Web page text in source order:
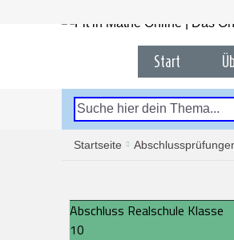
Start
Startseite
Abschluss Realschule Klasse
10